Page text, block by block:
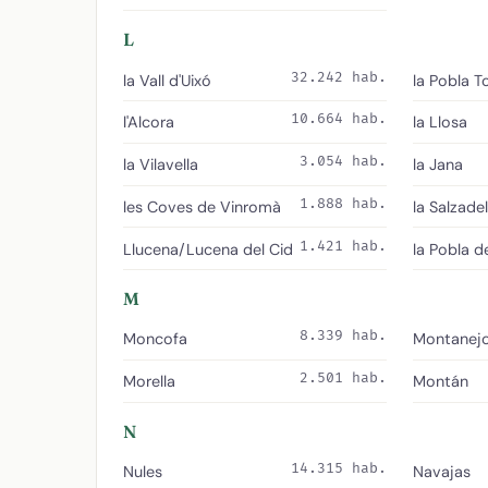
L
la Vall d'Uixó 32.242 hab.
l'Alcora 10.664 hab.
la Vilavella 3.054 hab.
les Coves de Vinromà 1.888 hab.
Llucena/Lucena del Cid 1.421 hab.
la Pobla
la Llosa
la Jana
la
la Pobla
M
Moncofa 8.339 hab.
Morella 2.501 hab. Montán
N
Nules 14.315 hab. Navajas